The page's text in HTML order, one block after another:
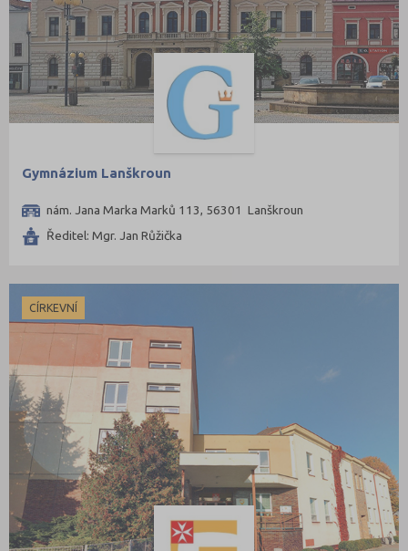
Gymnázium Lanškroun
nám. Jana Marka Marků 113, 56301 Lanškroun
Ředitel: Mgr. Jan Růžička
CÍRKEVNÍ